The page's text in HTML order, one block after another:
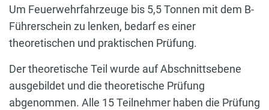
Um Feuerwehrfahrzeuge bis 5,5 Tonnen mit dem B-
Führerschein zu lenken, bedarf es einer
theoretischen und praktischen Prüfung.
Der theoretische Teil wurde auf Abschnittsebene
ausgebildet und die theoretische Prüfung
abgenommen. Alle 15 Teilnehmer haben die Prüfung